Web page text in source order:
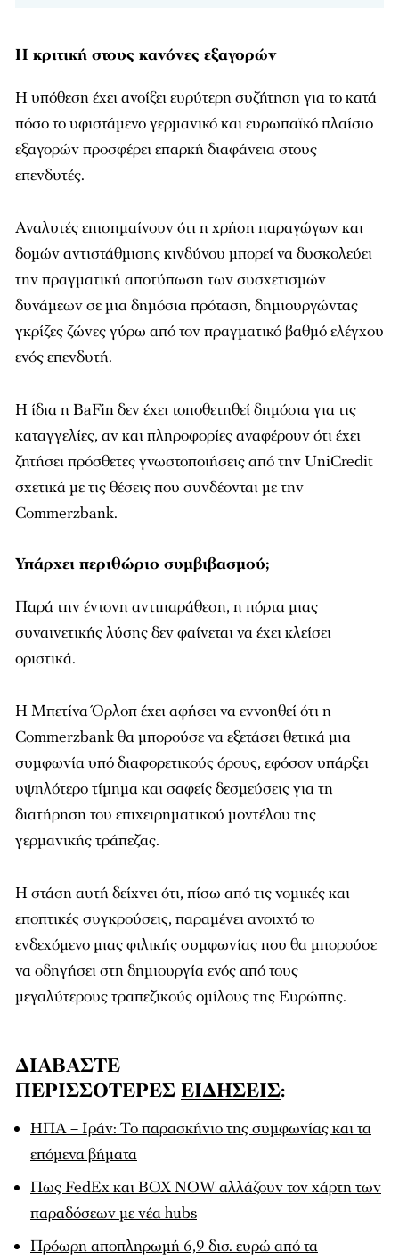
Η κριτική στους κανόνες εξαγορών
Η υπόθεση έχει ανοίξει ευρύτερη συζήτηση για το κατά
πόσο το υφιστάμενο γερμανικό και ευρωπαϊκό πλαίσιο
εξαγορών προσφέρει επαρκή διαφάνεια στους
επενδυτές.
Αναλυτές επισημαίνουν ότι η χρήση παραγώγων και
δομών αντιστάθμισης κινδύνου μπορεί να δυσκολεύει
την πραγματική αποτύπωση των συσχετισμών
δυνάμεων σε μια δημόσια πρόταση, δημιουργώντας
γκρίζες ζώνες γύρω από τον πραγματικό βαθμό ελέγχου
ενός επενδυτή.
Η ίδια η BaFin δεν έχει τοποθετηθεί δημόσια για τις
καταγγελίες, αν και πληροφορίες αναφέρουν ότι έχει
ζητήσει πρόσθετες γνωστοποιήσεις από την UniCredit
σχετικά με τις θέσεις που συνδέονται με την
Commerzbank.
Υπάρχει περιθώριο συμβιβασμού;
Παρά την έντονη αντιπαράθεση, η πόρτα μιας
συναινετικής λύσης δεν φαίνεται να έχει κλείσει
οριστικά.
Η Μπετίνα Όρλοπ έχει αφήσει να εννοηθεί ότι η
Commerzbank θα μπορούσε να εξετάσει θετικά μια
συμφωνία υπό διαφορετικούς όρους, εφόσον υπάρξει
υψηλότερο τίμημα και σαφείς δεσμεύσεις για τη
διατήρηση του επιχειρηματικού μοντέλου της
γερμανικής τράπεζας.
Η στάση αυτή δείχνει ότι, πίσω από τις νομικές και
εποπτικές συγκρούσεις, παραμένει ανοιχτό το
ενδεχόμενο μιας φιλικής συμφωνίας που θα μπορούσε
να οδηγήσει στη δημιουργία ενός από τους
μεγαλύτερους τραπεζικούς ομίλους της Ευρώπης.
ΔΙΑΒΑΣΤΕ
ΠΕΡΙΣΣΟΤΕΡΕΣ ΕΙΔΗΣΕΙΣ:
ΗΠΑ – Ιράν: Το παρασκήνιο της συμφωνίας και τα
επόμενα βήματα
Πως FedEx και BOX NOW αλλάζουν τον χάρτη των
παραδόσεων με νέα hubs
Πρόωρη αποπληρωμή 6,9 δισ. ευρώ από τα